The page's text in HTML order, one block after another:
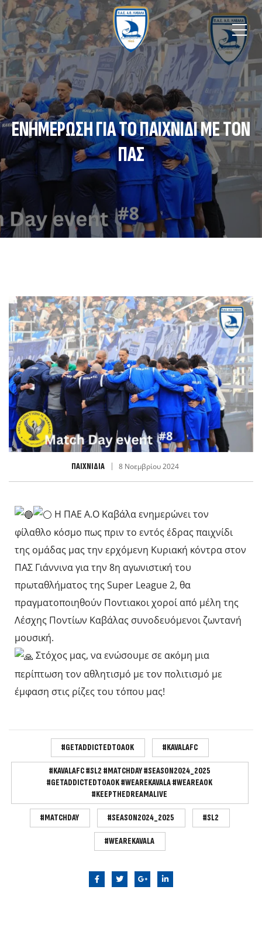
ΕΝΗΜΈΡΩΣΗ ΓΙΑ ΤΟ ΠΑΙΧΝΊΔΙ ΜΕ ΤΟΝ
ΠΑΣ
ΠΑΙΧΝΊΔΙΑ 8 Νοεμβρίου 2024
Η ΠΑΕ Α.Ο Καβάλα ενημερώνει τον
φίλαθλο κόσμο πως πριν το εντός έδρας παιχνίδι
της ομάδας μας την ερχόμενη Κυριακή κόντρα στον
ΠΑΣ Γιάννινα για την 8η αγωνιστική του
πρωταθλήματος της Super League 2, θα
πραγματοποιηθούν Ποντιακοι χοροί από μέλη της
Λέσχης Ποντίων Καβάλας συνοδευόμενοι ζωντανή
μουσική.
Στόχος μας, να ενώσουμε σε ακόμη μια
περίπτωση τον αθλητισμό με τον πολιτισμό με
έμφαση στις ρίζες του τόπου μας!
#GETADDICTEDTOAOK #KAVALAFC
#KAVALAFC #SL2 #MATCHDAY #SEASON2024_2025
#GETADDICTEDTOAOK #WEAREKAVALA #WEAREAOK
#KEEPTHEDREAMALIVE
#MATCHDAY #SEASON2024_2025 #SL2
#WEAREKAVALA